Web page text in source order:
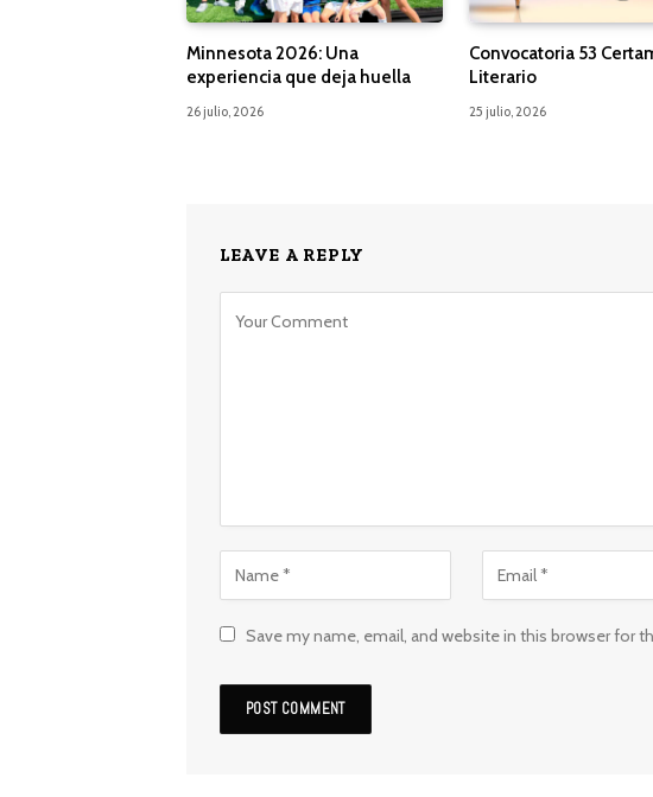
Minnesota 2026: Una
experiencia que deja huella
26 julio, 2026
Convocatoria 53
Literario
25 julio, 2026
LEAVE A REPLY
Save my name, email, and website in this browser for